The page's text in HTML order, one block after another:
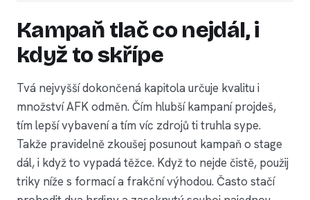
Kampaň tlač co nejdál, i
když to skřípe
Tvá nejvyšší dokončená kapitola určuje kvalitu i
množství AFK odměn. Čím hlubší kampaní projdeš,
tím lepší vybavení a tím víc zdrojů ti truhla sype.
Takže pravidelně zkoušej posunout kampaň o stage
dál, i když to vypadá těžce. Když to nejde čistě, použij
triky níže s formací a frakční výhodou. Často stačí